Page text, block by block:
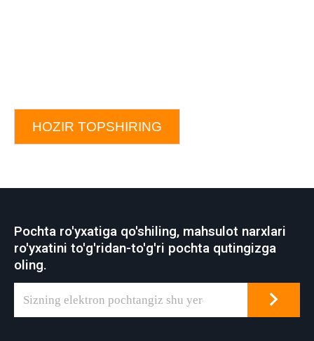
HOZIR TOPSHIRING
Pochta ro'yxatiga qo'shiling, mahsulot narxlari
ro'yxatini to'g'ridan-to'g'ri pochta qutingizga
oling.